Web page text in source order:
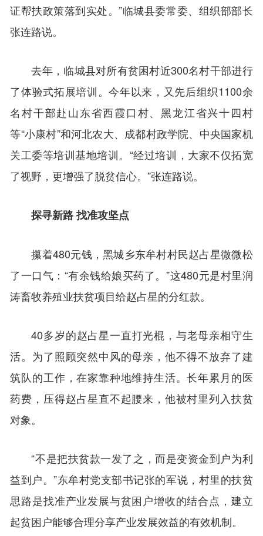
证帮扶政策落到实处。”临城县委常委、组织部部长
张连路说。
去年，临城县对所有贫困村近300名村干部进行
了体验式拓展培训。今年以来，又先后组织1100余
名村干部赴山东省西霞口村、黑龙江省兴十四村
等“小康村”和河北农大、成都村政学院、中央国家机
关工委等培训基地培训。“经过培训，大家不仅拓宽
了视野，更增强了脱贫信心。”张连路说。
探寻新路 找准攻坚点
攥着480元钱，黑城乡东牟村村民赵占星微微松
了一口气：“有余钱给娘买药了。”这480元是村里润
涛畜牧养殖业扶贫项目给赵占星的分红款。
40多岁的赵占星一直打光棍，与老母亲相守生
活。为了照顾突然中风的母亲，他不得不放弃了建
筑队的工作，在家靠种地维持生活。长年累月的医
药费，压得赵占星直不起腰来，他被村里列入扶贫
对象。
“不是把扶贫款一发了之，而是变资金到户为利
益到户。”东牟村党支部书记张的军说，村里的扶贫
思路是找准产业发展与贫困户增收的结合点，建立
起贫困户能够合理分享产业发展效益的有效机制。